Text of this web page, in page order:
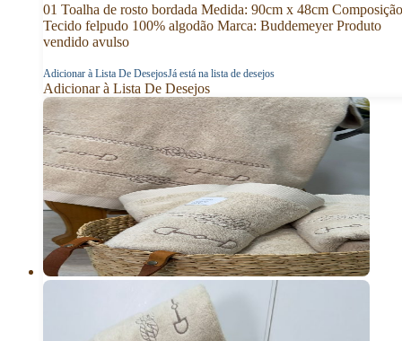
01 Toalha de rosto bordada Medida: 90cm x 48cm
Tecido felpudo 100% algodão Marca: Buddemeyer Produto
vendido avulso
Adicionar à Lista De DesejosJá está na lista de desejos
Adicionar à Lista De Desejos